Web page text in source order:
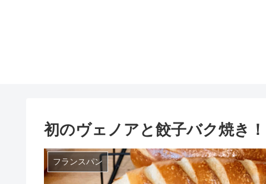
初のヴェノアと餃子バク焼き！
フランスパン